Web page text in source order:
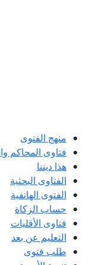
منهج الفتوى
فتاوى المحاكم
هذا ديننا
الفتاوى البحثية
الفتوى الهاتفية
حساب الزكاة
فتاوى الأقليات
التعليم عن بعد
طلب فتوى